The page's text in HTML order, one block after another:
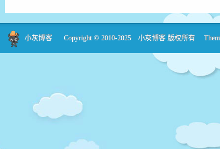
小灰博客 Copyright © 2010-2025小灰博客 版权所有